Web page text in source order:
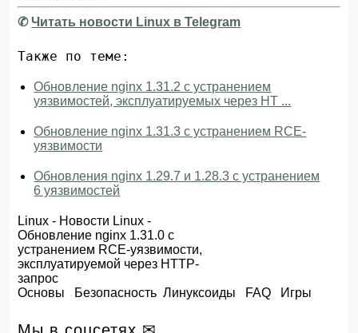
✆Читать новости Linux в Telegram
Также по теме:
Обновление nginx 1.31.2 с устранением
уязвимостей, эксплуатируемых через HT ...
Обновление nginx 1.31.3 с устранением RCE-
уязвимости
Обновления nginx 1.29.7 и 1.28.3 с устранением
6 уязвимостей
Linux - Новости Linux -
Обновление nginx 1.31.0 с
устранением RCE-уязвимости,
эксплуатируемой через HTTP-
запрос
Основы
Безопасность Линуксоиды FAQ Игры